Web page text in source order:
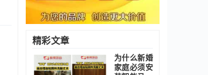
精彩文章
为什么新婚
家庭必须安